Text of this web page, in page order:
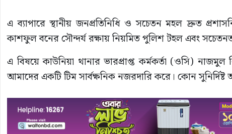
এ ব্যাপারে স্থানীয় জনপ্রতিনিধি ও সচেতন মহল দ্রুত
কাশফুল বনের সৌন্দর্য রক্ষায় নিয়মিত পুলিশ টহল এবং
এ বিষয়ে কাউনিয়া থানার ভারপ্রাপ্ত কর্মকর্তা (ওসি)
আমাদের একটি টিম সার্বক্ষনিক নজরদারি করে। কোন